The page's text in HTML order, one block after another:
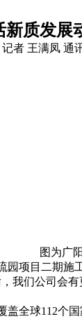
新质发展
者 王满凤 通
图为广
项目二期施
我们公司会
盖全球112个